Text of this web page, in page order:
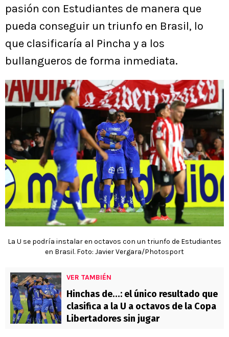
pasión con Estudiantes de manera que
pueda conseguir un triunfo en Brasil, lo
que clasificaría al Pincha y a los
bullangueros de forma inmediata.
La U se podría instalar en octavos con un triunfo de Estudiantes
en Brasil. Foto: Javier Vergara/Photosport
VER TAMBIÉN
Hinchas de…: el único resultado que
clasifica a la U a octavos de la Copa
Libertadores sin jugar